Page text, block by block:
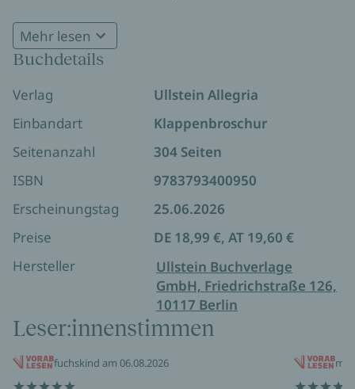
Körpergefühl? Und wer entscheidet, welcher Körper
„zu viel“ ist? Louisa Dellert begibt sich auf eine Reise
durch ihr eigenes Körperbild und schaut sich dabei
die perfiden Mechanismen an, mit denen
Schönheitsindustrie und Patriarchat Frauen
systematisch verunsichern. Mit schonungsloser
Ehrlichkeit und Empathie versucht sie zu verstehen,
wie absurde Schönheitsnormen entstehen und
warum Männer anders bewertet werden als
Frauen. Ihr Buch ist der Versuch, den eigenen
Körper endlich als das zu sehen, was er ist: ein
Zuhause. Persönlich, aufklärerisch und voller
Hoffnung: Ein Buch, das umarmt – und das System
beleuchtet, das uns krank macht.
»Louisa Dellert zeigt uns die ungeschminkte
Wahrheit darüber, wie wir unsere Körper
Mehr lesen
Buchdetails
Verlag
Ullstein Allegria
Einbandart
Klappenbroschur
Seitenanzahl
304 Seiten
ISBN
9783793400950
Erscheinungstag
25.06.2026
Preise
DE 18,99 €, AT 19,60 €
Hersteller
Ullstein Buchverlage
GmbH, Friedrichstraße 126,
10117 Berlin
Leser:innenstimmen
fuchskind am 06.08.2026